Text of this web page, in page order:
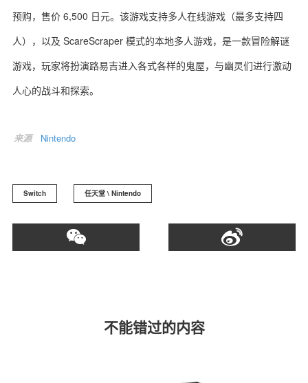
预购，售价 6,500 日元。该游戏支持多人在线游戏（最多支持四
人），以及 ScareScraper 模式的本地多人游戏，是一款冒险解谜
游戏，玩家将扮演路易吉进入各式各样的鬼屋，与幽灵们进行激动
人心的战斗和探索。
来源 Nintendo
Switch 任天堂 \ Nintendo
不能错过的内容